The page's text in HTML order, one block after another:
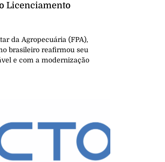
Licenciamento
da Agropecuária (FPA),
brasileiro reafirmou seu
e com a modernização